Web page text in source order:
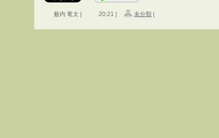
薮内 竜太 | 20:21 | 未分類